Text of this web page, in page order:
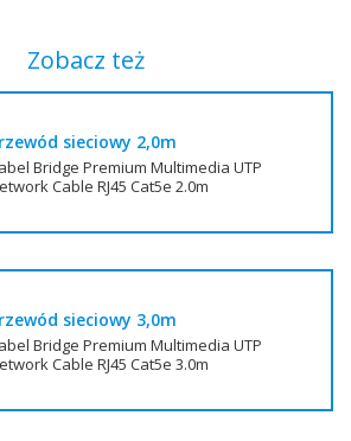
Zobacz też
sieciowy 2,0m
Bridge Premium Multimedia UTP
Cable RJ45 Cat5e 2.0m
sieciowy 3,0m
Bridge Premium Multimedia UTP
Cable RJ45 Cat5e 3.0m